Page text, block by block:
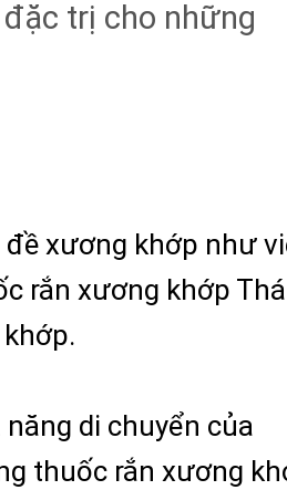
trị cho những
đề xương khớp như
rắn xương khớp
di chuyển của
thuốc rắn xương